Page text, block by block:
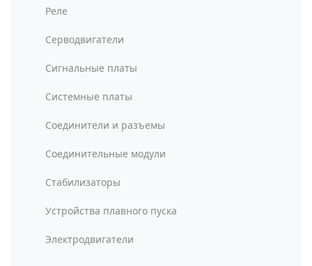
Реле
Серводвигатели
Сигнальные платы
Системные платы
Соединители и разъемы
Соединительные модули
Стабилизаторы
Устройства плавного пуска
Электродвигатели